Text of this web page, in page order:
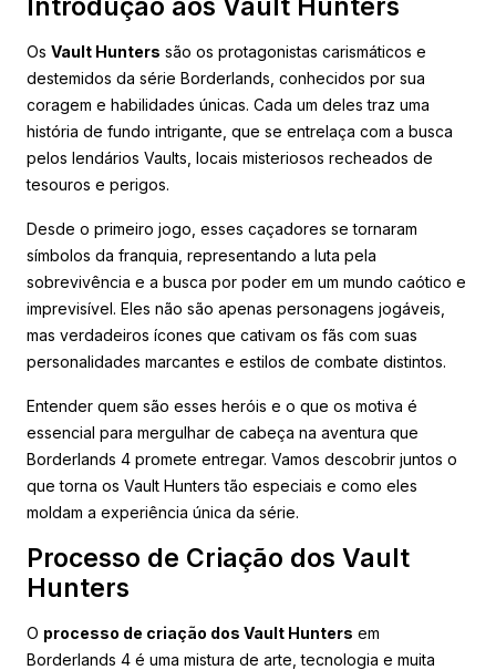
Introdução aos Vault Hunters
Os Vault Hunters são os protagonistas carismáticos e
destemidos da série Borderlands, conhecidos por sua
coragem e habilidades únicas. Cada um deles traz uma
história de fundo intrigante, que se entrelaça com a busca
pelos lendários Vaults, locais misteriosos recheados de
tesouros e perigos.
Desde o primeiro jogo, esses caçadores se tornaram
símbolos da franquia, representando a luta pela
sobrevivência e a busca por poder em um mundo caótico e
imprevisível. Eles não são apenas personagens jogáveis,
mas verdadeiros ícones que cativam os fãs com suas
personalidades marcantes e estilos de combate distintos.
Entender quem são esses heróis e o que os motiva é
essencial para mergulhar de cabeça na aventura que
Borderlands 4 promete entregar. Vamos descobrir juntos o
que torna os Vault Hunters tão especiais e como eles
moldam a experiência única da série.
Processo de Criação dos Vault
Hunters
O processo de criação dos Vault Hunters em
Borderlands 4 é uma mistura de arte, tecnologia e muita